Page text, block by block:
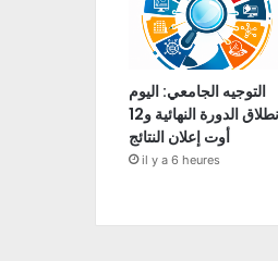
التوجيه الجامعي: اليوم
انطلاق الدورة النهائية و12
أوت إعلان النتائج
il y a 6 heures